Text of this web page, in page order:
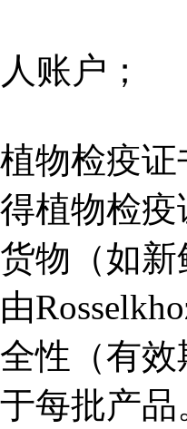
账户；
物检疫证
植物检
物（如
性（有
每批产品